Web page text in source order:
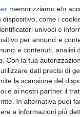
memorizziamo e/o
dispositivo, come i
univoci e
per annunci e
e contenuti, analisi
Con la tua
dati precisi di
la scansione del
e ai nostri partner il
In alternativa puoi
a informazioni più
e Nek,
di te", hanno
"Meravigliosa (la
sodalizio sta
e continuerà
Qui di seguito le
- Teatro